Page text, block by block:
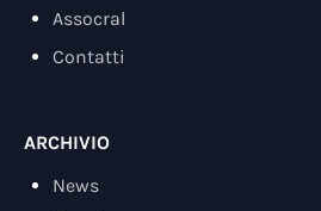
Assocral
Contatti
ARCHIVIO
News